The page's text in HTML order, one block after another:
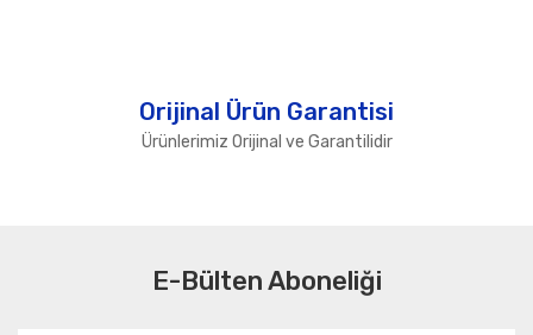
Orijinal Ürün Garantisi
Ürünlerimiz Orijinal ve Garantilidir
E-Bülten Aboneliği